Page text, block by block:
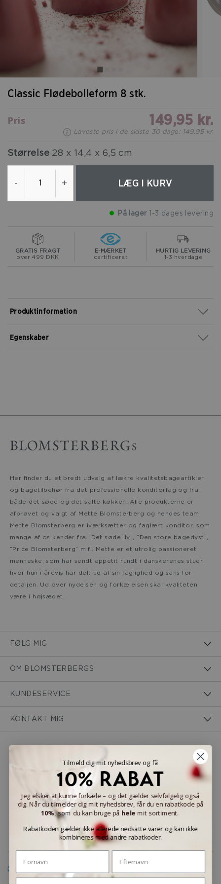
Classic Flødebolleform 8 stk.
Pris 149,95 kr.
Laveste pris i de sidste 30 dage: 149,95 kr.
Størrelse 28 x 14,4 x 6,5 cm
- + LÆG I KURV
På lager 1-3 dages levering
GRATIS FRAGT
over 499 DKK
E-MÆRKET
certificeret
HURTIG LEVERING
1-3 hverdage
Egenskaber
Produktinformation
Her finder du et bredt udvalg af lækre kvalitetsbageartikler
og bagetilbehør fra det professionelle konditorfag og fra
både det søde og det salte køkken. Alle produkterne er
afprøvet og valgt af Mette Blomsterberg og hendes team.
Mette Blomsterberg er iværksætter og faglært konditor, som
mange af os kender fra ”Det søde liv”, ”Den store bagedyst”,
”Price Blomsterberg” m.fl. Mette er et utrolig passioneret
menneske, som har sendt appetit rundt i danskerenes stuer,
hvor hun i årevis har delt ud af sin faglighed og sans for
detaljen. Ud over nydelsen og forkælelsen skal kvaliteten
være i højsædet.
FØLG MIG
OM BLOMSTERBERGS
KUNDESERVICE
KONTAKT MIG
LEVERINGSMULIGHEDER
Tilmeld dig mit nyhedsbrev og få
10% RABAT
Jeg elsker at kunne forkæle – og det gælder selvfølgelig også
dig. Når du tilmelder dig mit nyhedsbrev, får du en rabatkode på
10%, som du kan bruge på hele mit sortiment.
Rabatkoden gælder ikke allerede nedsatte varer og kan ikke
kombineres med andre rabatkoder.